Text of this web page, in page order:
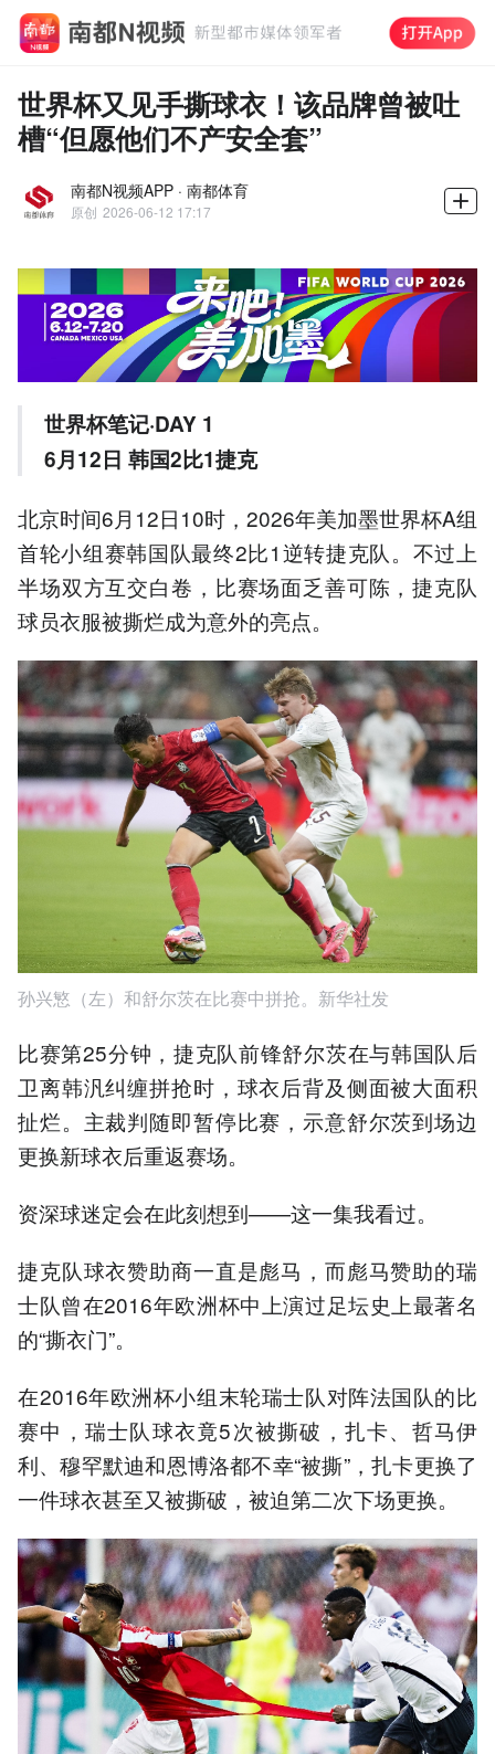
世界杯又见手撕球衣！该品牌曾被吐
槽“但愿他们不产安全套”
南都N视频APP · 南都体育
原创 2026-06-12 17:17
世界杯笔记·DAY 1
6月12日 韩国2比1捷克
北京时间6月12日10时，2026年美加墨世界杯A组
首轮小组赛韩国队最终2比1逆转捷克队。不过上
半场双方互交白卷，比赛场面乏善可陈，捷克队
球员衣服被撕烂成为意外的亮点。
孙兴慜（左）和舒尔茨在比赛中拼抢。新华社发
比赛第25分钟，捷克队前锋舒尔茨在与韩国队后
卫离韩汎纠缠拼抢时，球衣后背及侧面被大面积
扯烂。主裁判随即暂停比赛，示意舒尔茨到场边
更换新球衣后重返赛场。
资深球迷定会在此刻想到——这一集我看过。
捷克队球衣赞助商一直是彪马，而彪马赞助的瑞
士队曾在2016年欧洲杯中上演过足坛史上最著名
的“撕衣门”。
在2016年欧洲杯小组末轮瑞士队对阵法国队的比
赛中，瑞士队球衣竟5次被撕破，扎卡、哲马伊
利、穆罕默迪和恩博洛都不幸“被撕”，扎卡更换了
一件球衣甚至又被撕破，被迫第二次下场更换。